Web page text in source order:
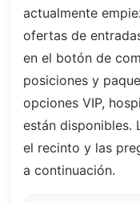
actualmente
ofertas de
en el botón de
posiciones y
opciones VIP,
están disponibles.
el recinto y las
a continuación.